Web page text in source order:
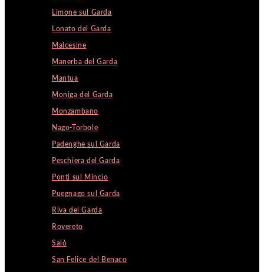
Limone sul Garda
Lonato del Garda
Malcesine
Manerba del Garda
Mantua
Moniga del Garda
Monzambano
Nago-Torbole
Padenghe sul Garda
Peschiera del Garda
Ponti sul Mincio
Puegnago sul Garda
Riva del Garda
Rovereto
Salò
San Felice del Benaco